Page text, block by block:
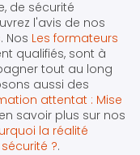
de sécurité
l'avis de nos
. Nos Les formateurs
qualifiés, sont à
tout au long
aussi des
attentat : Mise
savoir plus sur nos
la réalité
?.